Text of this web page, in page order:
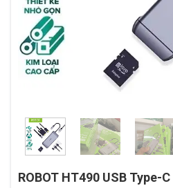
ROBOT HT490 USB Type-C